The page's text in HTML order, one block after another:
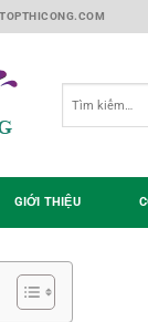
kiếm:
GIỚI THIỆU